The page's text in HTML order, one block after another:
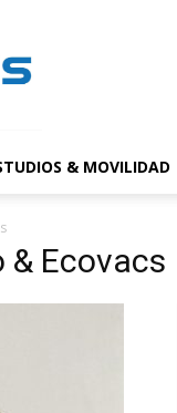
& MOVILIDAD
& Ecovacs